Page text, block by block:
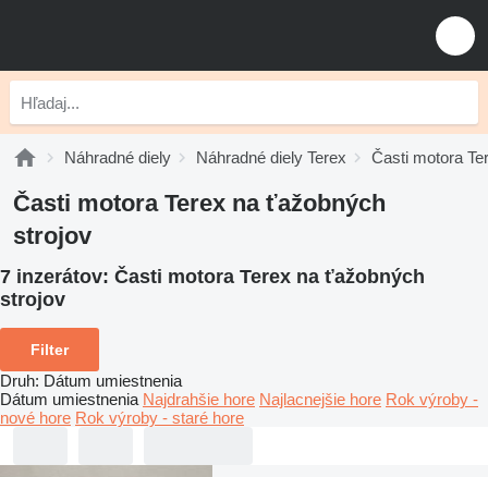
Náhradné diely Náhradné diely Terex Časti motora
Časti motora Terex na ťažobných
strojov
7 inzerátov: Časti motora Terex na ťažobných
strojov
Filter
Druh: Dátum umiestnenia
Dátum umiestnenia Najdrahšie hore Najlacnejšie hore Rok výroby -
nové hore Rok výroby - staré hore